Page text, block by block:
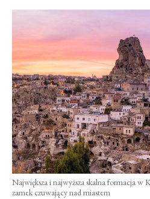
Największa i najwyższa skalna formacja w
zamek czuwający nad miastem